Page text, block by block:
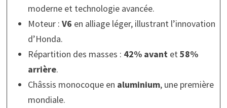
moderne et technologie avancée.
Moteur : V6 en alliage léger, illustrant l’innovation
d’Honda.
Répartition des masses : 42% avantet58%
arrière.
Châssis monocoque en aluminium, une première
mondiale.